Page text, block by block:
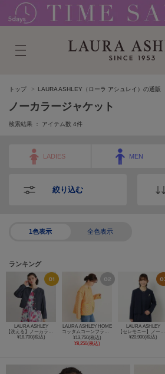
トップ LAURA ASHLEY（ローラ アシュレイ）の通販
ノーカラージャケット
検索結果 ： アイテム数 4件
LADIES MEN
絞り込む
1色表示 全色表示
ランキング
LAURA ASHLEY
【洗える】ノーカラー デニムジャケット
¥18,700(税込)
LAURA ASHLEY HOME
コッタムコーンフラワー柄 リバーシブル キルトジャケット
¥13,750(税込)
¥8,250(税込)
LAURA ASHLEY
【セレモニー】ノーカラージャケット
¥20,900(税込)